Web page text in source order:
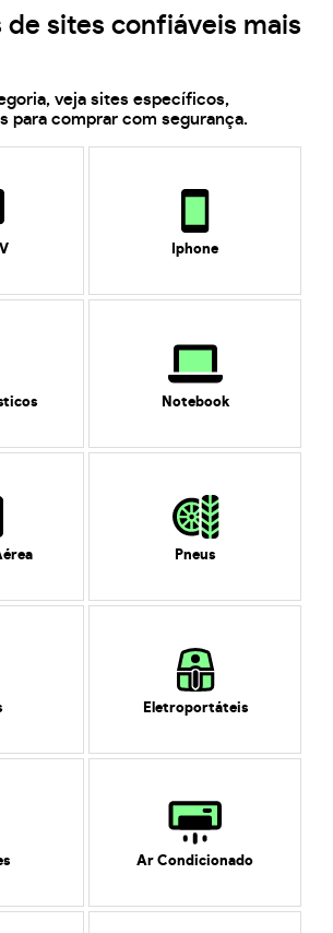
de sites confiáveis mais
veja sites específicos,
para comprar com segurança.
Iphone
Notebook
Pneus
Eletroportáteis
Ar Condicionado